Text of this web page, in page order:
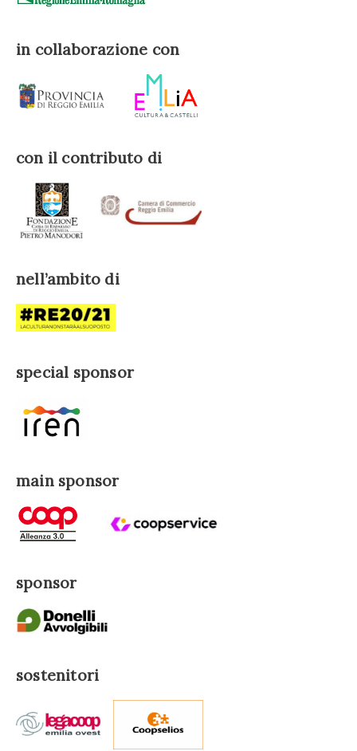
in collaborazione con
con il contributo di
nell’ambito di
special sponsor
main sponsor
sponsor
sostenitori